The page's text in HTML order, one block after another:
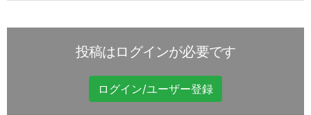
投稿はログインが必要です
ログイン/ユーザー登録